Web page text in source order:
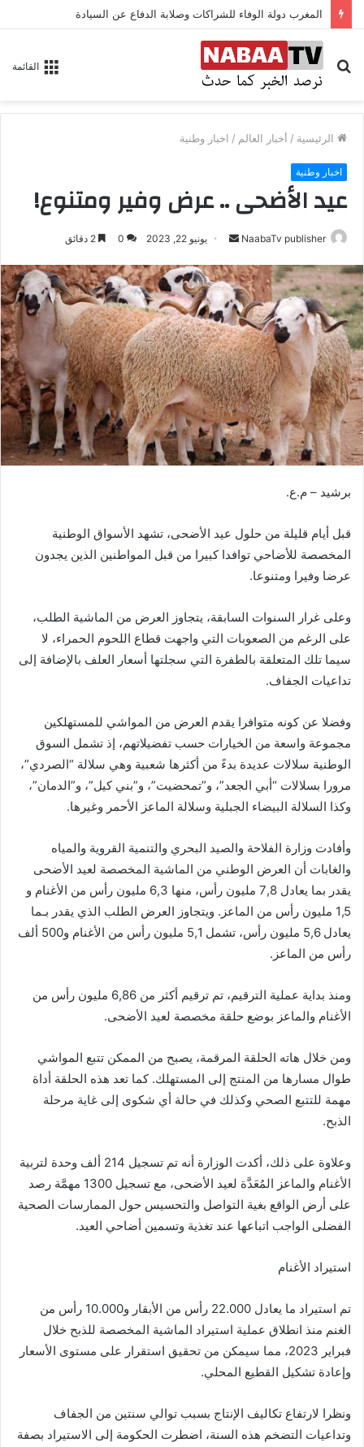
المغرب دولة الوفاء للشراكات وصلابة الدفاع عن السيادة
القائمة
بحث
عن
الرئيسية / أخبار العالم / اخبار وطنية
اخبار وطنية
عيد الأضحى .. عرض وفير ومتنوع!
NaabaTv publisher
س
ل
ب
ر
ي
د
ا
إ
ل
ك
ن
ي
يونيو 22, 2023 0
برشيد – م.ع.
قبل أيام قليلة من حلول عيد الأضحى، تشهد الأسواق الوطنية
المخصصة للأضاحي توافدا كبيرا من قبل المواطنين الذين يجدون
عرضا وفيرا ومتنوعا.
وعلى غرار السنوات السابقة، يتجاوز العرض من الماشية الطلب،
على الرغم من الصعوبات التي واجهت قطاع اللحوم الحمراء، لا
سيما تلك المتعلقة بالطفرة التي سجلتها أسعار العلف بالإضافة إلى
تداعيات الجفاف.
وفضلا عن كونه متوافرا يقدم العرض من المواشي للمستهلكين
مجموعة واسعة من الخيارات حسب تفضيلاتهم، إذ تشمل السوق
الوطنية سلالات عديدة بدءً من أكثرها شعبية وهي سلالة “الصردي”،
مرورا بسلالات “أبي الجعد”، و”تمحضيت”، و”بني كيل”، و”الدمان”،
وكذا السلالة البيضاء الجبلية وسلالة الماعز الأحمر وغيرها.
وأفادت وزارة الفلاحة والصيد البحري والتنمية القروية والمياه
والغابات أن العرض الوطني من الماشية المخصصة لعيد الأضحى
يقدر بما يعادل 7,8 مليون رأس، منها 6,3 مليون رأس من الأغنام و
1,5 مليون رأس من الماعز. ويتجاوز العرض الطلب الذي يقدر بـما
يعادل 5,6 مليون رأس، تشمل 5,1 مليون رأس من الأغنام و500 ألف
رأس من الماعز.
ومنذ بداية عملية الترقيم، تم ترقيم أكثر من 6,86 مليون رأس من
الأغنام والماعز بوضع حلقة مخصصة لعيد الأضحى.
ومن خلال هاته الحلقة المرقمة، يصبح من الممكن تتبع المواشي
طوال مسارها من المنتج إلى المستهلك. كما تعد هذه الحلقة أداة
مهمة للتتبع الصحي وكذلك في حالة أي شكوى إلى غاية مرحلة
الذبح.
وعلاوة على ذلك، أكدت الوزارة أنه تم تسجيل 214 ألف وحدة لتربية
الأغنام والماعز المُعَدَّة لعيد الأضحى، مع تسجيل 1300 مهمَّة رصد
على أرض الواقع بغية التواصل والتحسيس حول الممارسات الصحية
الفضلى الواجب اتباعها عند تغذية وتسمين أضاحي العيد.
استيراد الأغنام
تم استيراد ما يعادل 22.000 رأس من الأبقار و10.000 رأس من
الغنم منذ انطلاق عملية استيراد الماشية المخصصة للذبح خلال
فبراير 2023، مما سيمكن من تحقيق استقرار على مستوى الأسعار
وإعادة تشكيل القطيع المحلي.
ونظرا لارتفاع تكاليف الإنتاج بسبب توالي سنتين من الجفاف
وتداعيات التضخم هذه السنة، اضطرت الحكومة إلى الاستيراد بصفة